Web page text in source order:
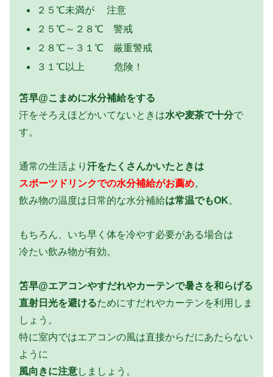
２５℃未満が 注意
２５℃～２８℃ 警戒
２８℃～３１℃ 厳重警戒
３１℃以上 危険！
笘早@こまめに水分補給をする
汗をそろえほどかいてないときは水や麦茶で十分で
す。
通常の生活より 汗をたくさんかいたときは
スポーツドリンクでの水分補給がお薦め。
飲み物の温度は日常的な水分補給は常温でもOK。
もちろん、いち早く体を冷やす必要がある場合は
冷たい飲み物が有効。
笘早@エアコンやすだれやカーテンで暑さを和らげる
直射日光を避けるためにすだれやカーテンを利用しま
しょう。
特に室内ではエアコンの風は直接からだにあたらない
ように
風向きに注意しましょう。